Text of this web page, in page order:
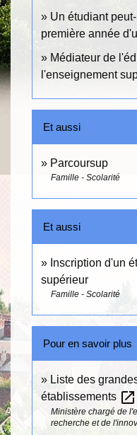
Un étudiant
première année
Médiateur de
l'enseignement
Et aussi
Parcoursup
Famille - Scolarité
Et aussi
Inscription d'un
supérieur
Famille - Scolarité
Pour en savoir plus
Liste des
établissements open_in_new
Ministère chargé de
recherche et de